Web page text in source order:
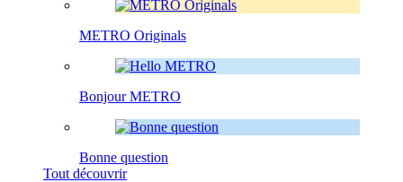
METRO Originals
Bonjour METRO
Bonne question
Tout découvrir